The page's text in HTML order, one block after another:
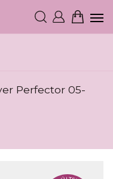
Perfector 05-